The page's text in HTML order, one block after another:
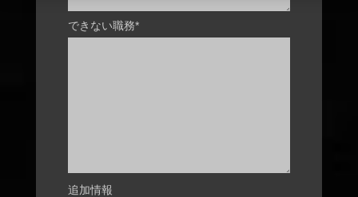
できない職務*
追加情報